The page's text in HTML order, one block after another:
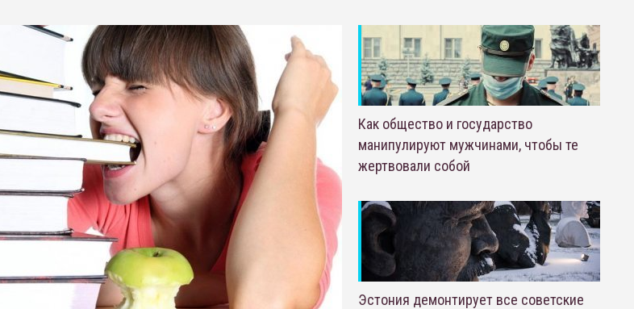
Как общество и государство
манипулируют мужчинами, чтобы те
жертвовали собой
Эстония демонтирует все советские